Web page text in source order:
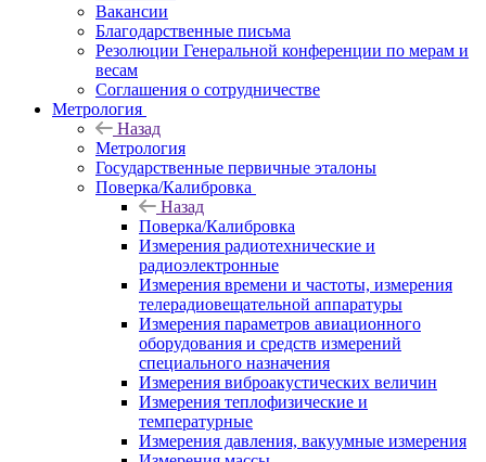
Вакансии
Благодарственные письма
Резолюции Генеральной конференции по мерам и
весам
Соглашения о сотрудничестве
Метрология
Назад
Метрология
Государственные первичные эталоны
Поверка/Калибровка
Назад
Поверка/Калибровка
Измерения радиотехнические и
радиоэлектронные
Измерения времени и частоты, измерения
телерадиовещательной аппаратуры
Измерения параметров авиационного
оборудования и средств измерений
специального назначения
Измерения виброакустических величин
Измерения теплофизические и
температурные
Измерения давления, вакуумные измерения